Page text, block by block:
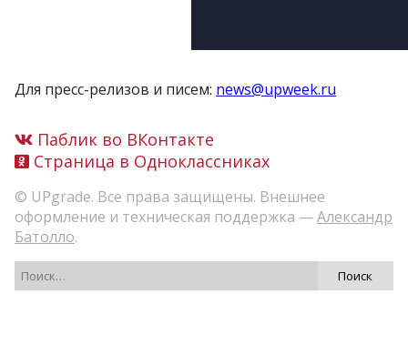
Для пресс-релизов и писем: news@upweek.ru
Паблик во ВКонтакте
Страница в Одноклассниках
© UPgrade. Все права защищены. Внешнее
оформление и техническая поддержка —Александр
Батолло.